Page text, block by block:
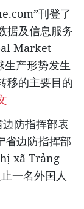
刊登了
据及信息服务
Market
产形势发生
移的主要目的
防指挥部表
省边防指挥部
xã Trảng
一名外国人